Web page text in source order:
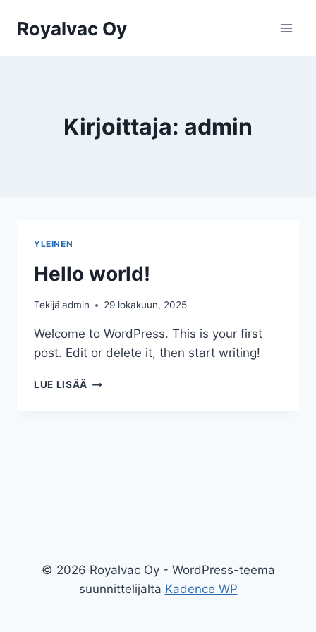
sisältöön
Royalvac Oy
Kirjoittaja: admin
YLEINEN
Hello world!
Tekijä admin 29 lokakuun, 2025
Welcome to WordPress. This is your first
post. Edit or delete it, then start writing!
LUE LISÄÄ HELLO
© 2026 Royalvac Oy - WordPress-teema
suunnittelijalta Kadence WP